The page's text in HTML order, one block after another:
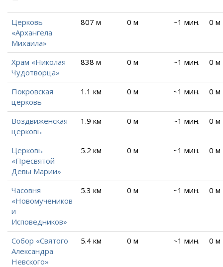
Церковь
«Архангела
Михаила»
807 м 0 м ~1 мин. 0 м
Храм «Николая
Чудотворца»
838 м 0 м ~1 мин. 0 м
Покровская
церковь
1.1 км 0 м ~1 мин. 0 м
Воздвиженская
церковь
1.9 км 0 м ~1 мин. 0 м
Церковь
«Пресвятой
Девы Марии»
5.2 км 0 м ~1 мин. 0 м
Часовня
«Новомучеников
и
Исповедников»
5.3 км 0 м ~1 мин. 0 м
Собор «Святого
Александра
Невского»
5.4 км 0 м ~1 мин. 0 м